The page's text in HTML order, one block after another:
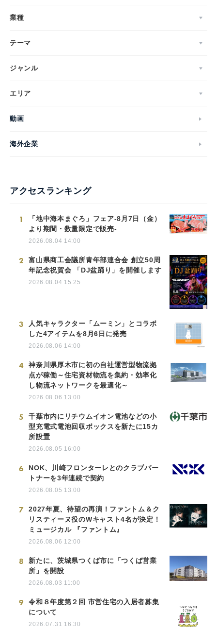
業種
テーマ
ジャンル
エリア
動画
海外企業
アクセスランキング
1
「地中海本まぐろ」フェア-8月7日（金）
より期間・数量限定で販売-
2026.08.04 14:00
2
富山県商工会議所青年部連合会 創立50周
年記念祝賀会 「DJ盆踊り」を開催します
2026.08.04 15:25
3
人気キャラクター「ムーミン」とコラボ
した4アイテムを8月6日に発売
2026.08.06 14:00
4
神奈川県厚木市に初の自社運営型物流拠
点が稼働～住宅資材物流を集約・効率化
し物流ネットワークを最適化～
2026.08.06 13:00
5
千葉市内にリチウムイオン電池などの小
型充電式電池回収ボックスを新たに15カ
所設置
2026.08.05 16:00
6
NOK、川崎フロンターレとのクラブパー
トナーを3年連続で契約
2026.08.05 13:00
7
2027年夏、待望の再演！ファントム＆ク
リスティーヌ役のWキャスト4名が決定！
ミュージカル 『ファントム』
2026.08.06 12:00
8
新たに、茨城県つくば市に「つくば営業
所」を開設
2026.08.03 11:00
9
令和８年度第２回 市営住宅の入居者募集
について
2026.07.31 16:30